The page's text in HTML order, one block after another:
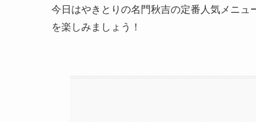
今日はやきとりの名門秋吉の定番人気メニ
を楽しみましょう！